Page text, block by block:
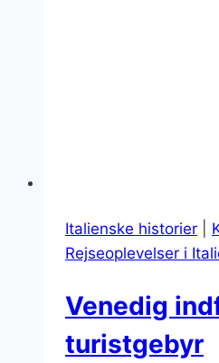
Italienske historier
Rejseoplevelser i
Venedig
turistgebyr